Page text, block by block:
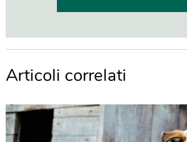
Articoli correlati